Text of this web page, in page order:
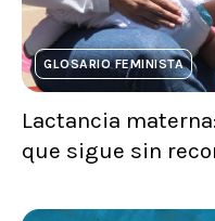
GLOSARIO FEMINISTA
Lactancia
que sigue sin